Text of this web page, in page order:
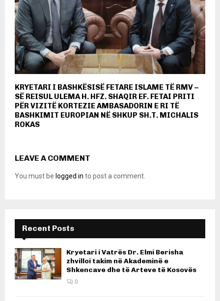
KRYETARI I BASHKËSISË FETARE ISLAME TË RMV –
SË REISUL ULEMA H. HFZ. SHAQIR EF. FETAI PRITI
PËR VIZITË KORTEZIE AMBASADORIN E RI TË
BASHKIMIT EUROPIAN NË SHKUP SH.T. MICHALIS
ROKAS
LEAVE A COMMENT
You must be logged in to post a comment.
Recent Posts
Kryetari i Vatrës Dr. Elmi Berisha
zhvilloi takim në Akademinë e
Shkencave dhe të Arteve të Kosovës
0